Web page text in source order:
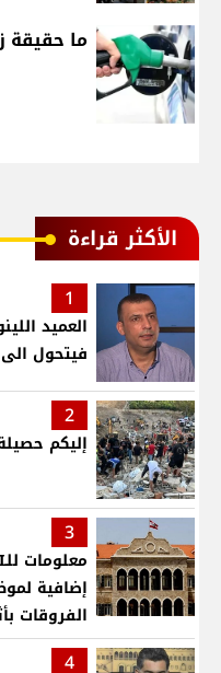
ما حقيقة
الأكثر قراءة
1
العميد
فيتحول
2
إليكم حصيلة
3
إضافية
الفروقات
4